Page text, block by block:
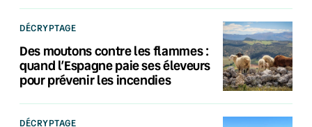
DÉCRYPTAGE
Des moutons contre les flammes :
quand l’Espagne paie ses éleveurs
pour prévenir les incendies
DÉCRYPTAGE